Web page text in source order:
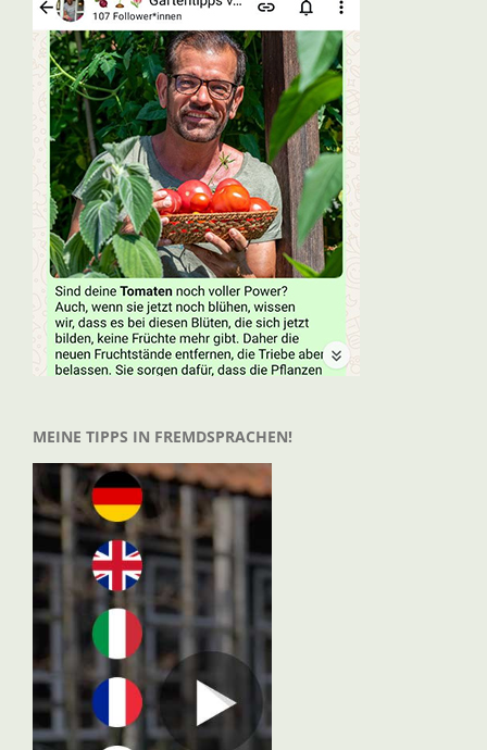
MEINE TIPPS IN FREMDSPRACHEN!